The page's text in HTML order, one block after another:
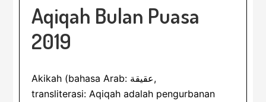
Aqiqah Bulan Puasa
2019
Akikah (bahasa Arab: عقيقة,
transliterasi: Aqiqah adalah pengurbanan